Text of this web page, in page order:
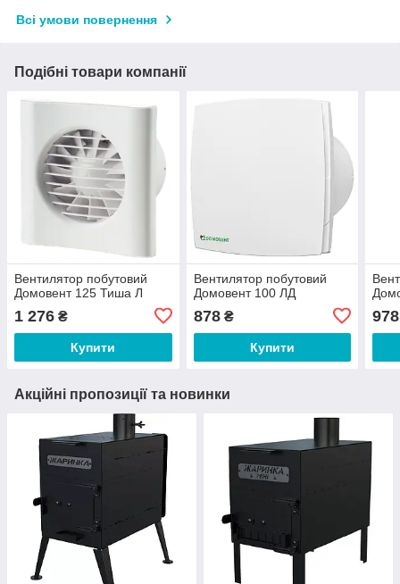
Всі умови повернення
Подібні товари компанії
Вентилятор побутовий
Домовент 125 Тиша Л
1 276 ₴
Купити
Вентилятор побутовий
Домовент 100 ЛД
878₴
Купити
978
Акційні пропозиції та новинки